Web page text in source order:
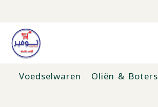
Voedselwaren Oliën & Boters